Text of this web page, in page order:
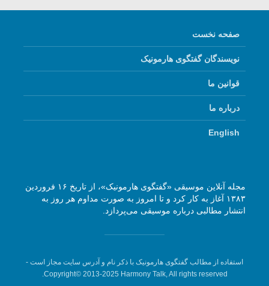
صفحه نخست
نویسندگان گفتگوی هارمونیک
قوانین ما
درباره ما
English
مجله آنلاین موسیقی «گفتگوی هارمونیک»، از تاریخ ۱۶ فروردین
۱۳۸۳ آغاز به کار کرد و تا امروز به صورت مداوم هر روز به
انتشار مطالبی درباره موسیقی می‌پردازد.
استفاده از مطالب گفتگوی هارمونیک با ذکر نام و آدرس سایت مجاز است -
Copyright© 2013-2025 Harmony Talk, All rights reserved.